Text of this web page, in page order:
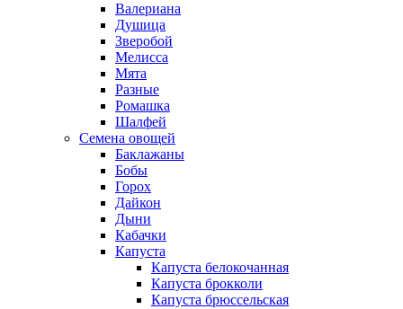
Валериана
Душица
Зверобой
Мелисса
Мята
Разные
Ромашка
Шалфей
Семена овощей
Баклажаны
Бобы
Горох
Дайкон
Дыни
Кабачки
Капуста
Капуста белокочанная
Капуста брокколи
Капуста брюссельская